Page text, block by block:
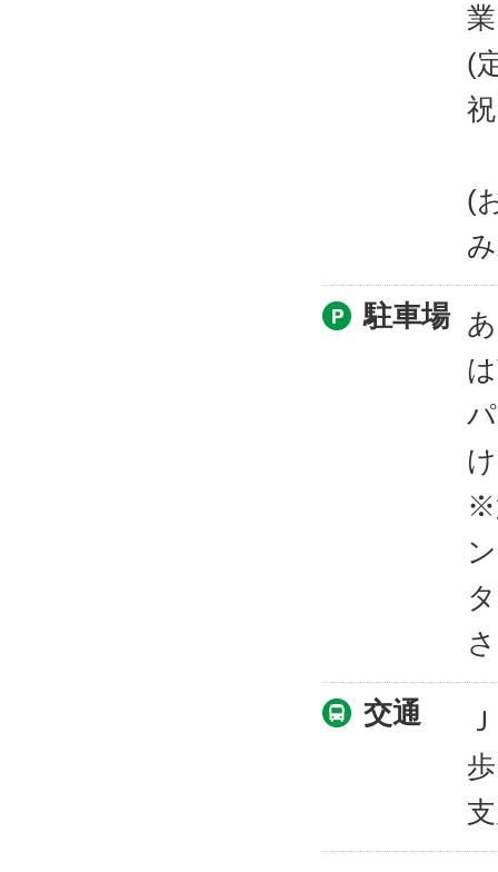
(
(
駐車場
※
交通